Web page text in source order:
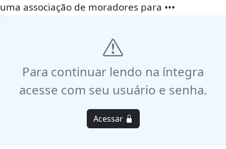
uma associação de moradores para •••
Para continuar lendo na íntegra
acesse com seu usuário e senha.
Acessar